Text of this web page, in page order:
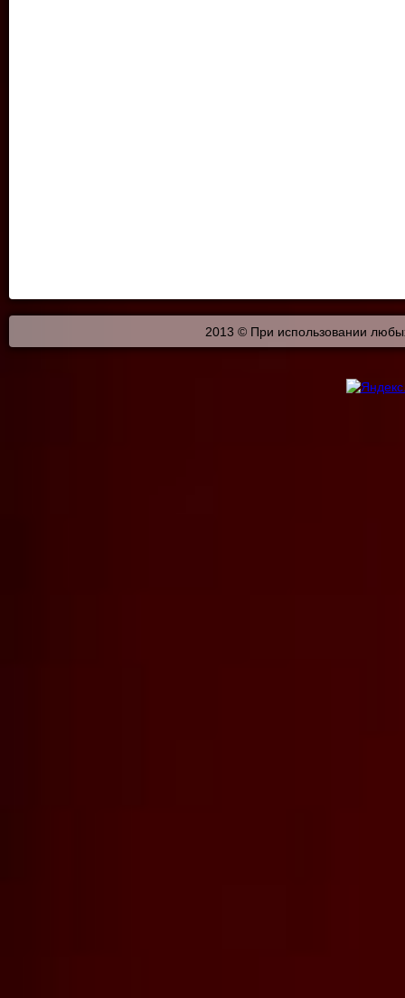
2013 © При использовании